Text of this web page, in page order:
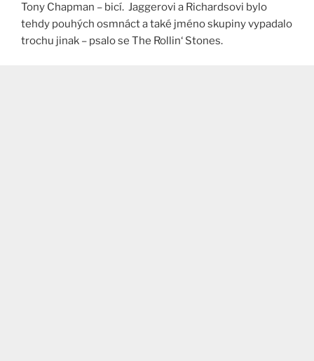
Tony Chapman – bicí. Jaggerovi a Richardsovi bylo
tehdy pouhých osmnáct a také jméno skupiny vypadalo
trochu jinak – psalo se The Rollin‘ Stones.